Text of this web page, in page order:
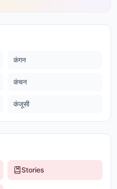
कंगन
कंचन
कंजूसी
Stories